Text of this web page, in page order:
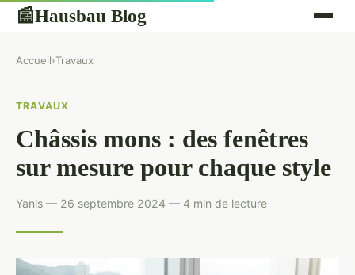
📰Hausbau Blog
Accueil›Travaux
TRAVAUX
Châssis mons : des fenêtres
sur mesure pour chaque style
Yanis — 26 septembre 2024 — 4 min de lecture